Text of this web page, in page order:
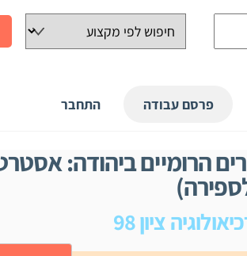
פרסם עבודה התחבר
הרומיים ביהודה:
ציון 98